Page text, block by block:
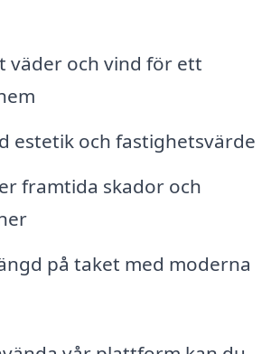
väder och vind för ett
estetik och fastighetsvärde
framtida skador och
på taket med moderna